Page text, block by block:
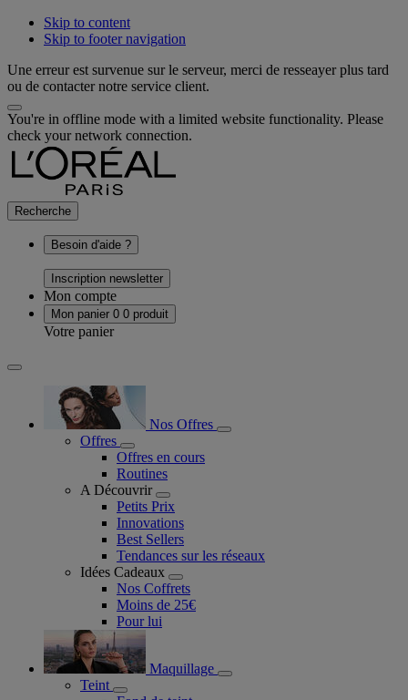
Skip to content
Skip to footer navigation
Une erreur est survenue sur le serveur, merci de resseayer plus tard
ou de contacter notre service client.
You're in offline mode with a limited website functionality. Please
check your network connection.
Recherche
Besoin d'aide ?
Inscription newsletter
Mon compte
Mon panier 0 0 produit
Votre panier
Nos Offres
Offres
Offres en cours
Routines
A Découvrir
Petits Prix
Innovations
Best Sellers
Tendances sur les réseaux
Idées Cadeaux
Nos Coffrets
Moins de 25€
Pour lui
Maquillage
Teint